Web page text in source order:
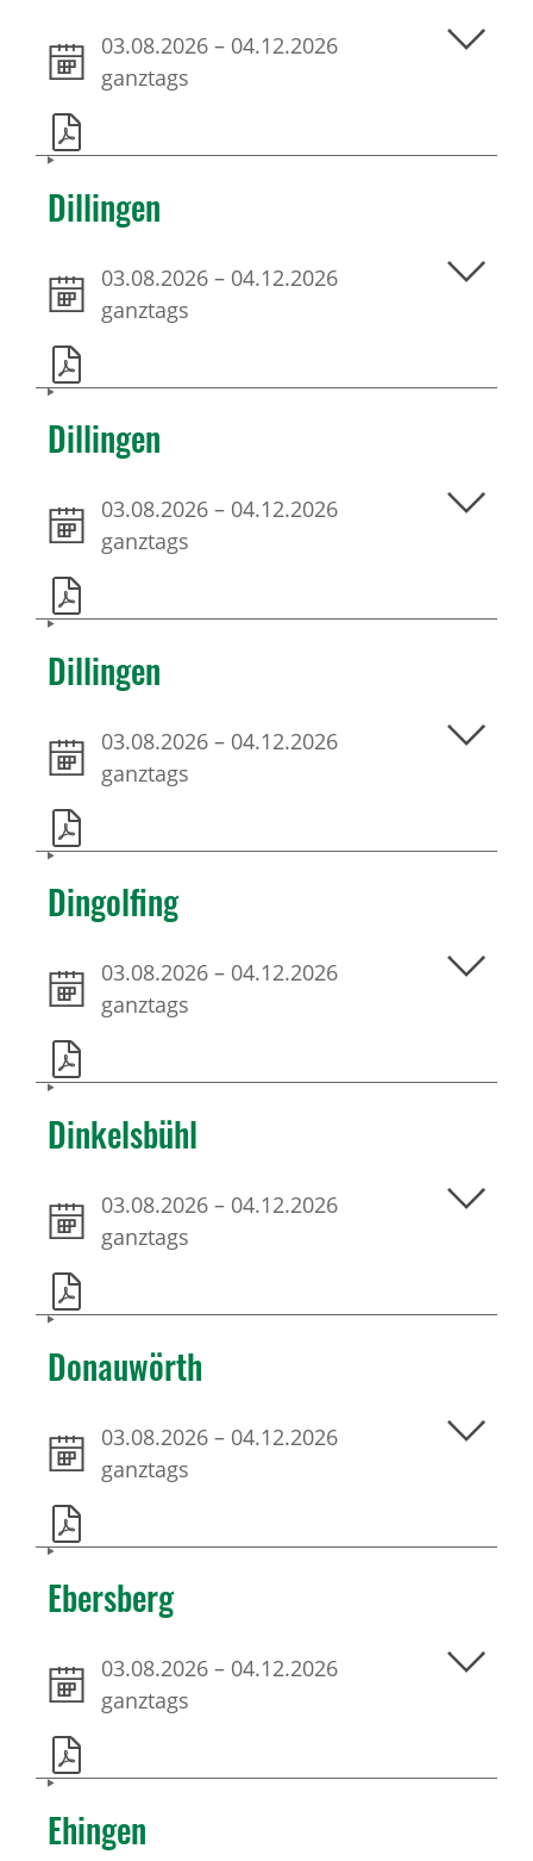
03.08.2026 – 04.12.2026
ganztags
Dillingen
03.08.2026 – 04.12.2026
ganztags
Dillingen
03.08.2026 – 04.12.2026
ganztags
Dillingen
03.08.2026 – 04.12.2026
ganztags
Dingolfing
03.08.2026 – 04.12.2026
ganztags
Dinkelsbühl
03.08.2026 – 04.12.2026
ganztags
Donauwörth
03.08.2026 – 04.12.2026
ganztags
Ebersberg
03.08.2026 – 04.12.2026
ganztags
Ehingen